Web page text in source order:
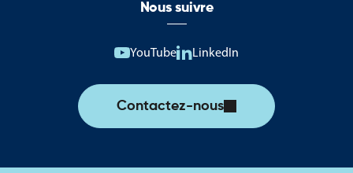
Nous suivre
YouTube LinkedIn
Contactez-nous